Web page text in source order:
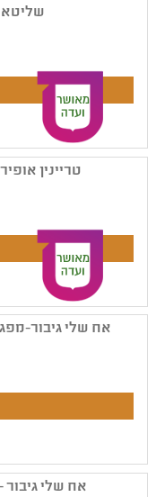
שליטא
טריינין
אח שלי גיבור-
אח שלי גיבור